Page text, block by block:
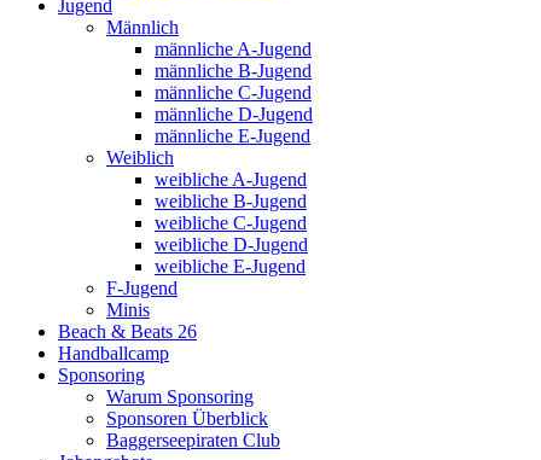
Jugend
Männlich
männliche A-Jugend
männliche B-Jugend
männliche C-Jugend
männliche D-Jugend
männliche E-Jugend
Weiblich
weibliche A-Jugend
weibliche B-Jugend
weibliche C-Jugend
weibliche D-Jugend
weibliche E-Jugend
F-Jugend
Minis
Beach & Beats 26
Handballcamp
Sponsoring
Warum Sponsoring
Sponsoren Überblick
Baggerseepiraten Club